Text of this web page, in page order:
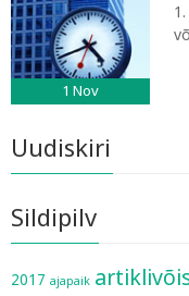
1 Nov
Uudiskiri
Sildipilv
2017 ajapaik